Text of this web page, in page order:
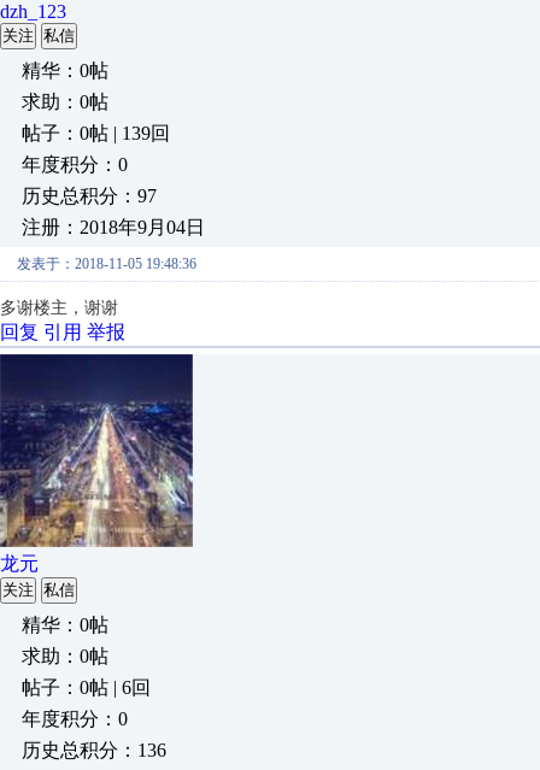
dzh_123
关注 私信
精华：0帖
求助：0帖
帖子：0帖 | 139回
年度积分：0
历史总积分：97
注册：2018年9月04日
发表于：2018-11-05 19:48:36
多谢楼主，谢谢
回复 引用 举报
龙元
关注 私信
精华：0帖
求助：0帖
帖子：0帖 | 6回
年度积分：0
历史总积分：136